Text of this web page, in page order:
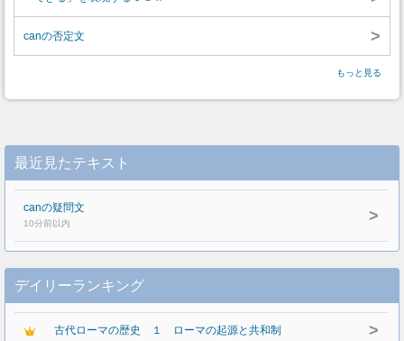
canの否定文 >
もっと見る
最近見たテキスト
canの疑問文
10分前以内 >
デイリーランキング
古代ローマの歴史 １ ローマの起源と共和制 >